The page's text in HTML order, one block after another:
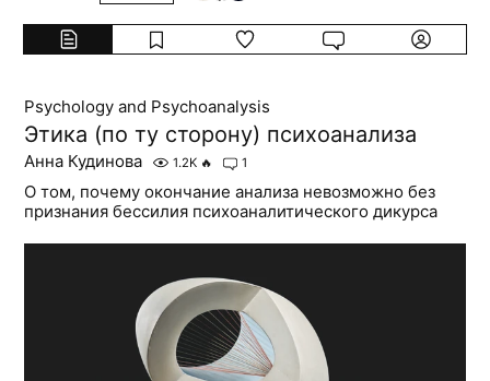
Psychology and Psychoanalysis
Этика (по ту сторону) психоанализа
Анна Кудинова 1.2K 🔥 1
О том, почему окончание анализа невозможно без
признания бессилия психоаналитического дикурса